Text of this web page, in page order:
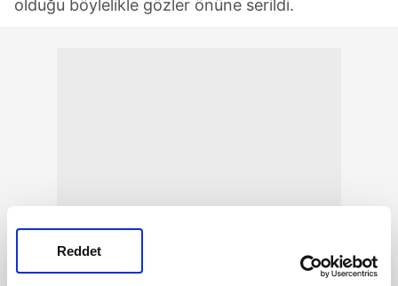
Reddet
olduğu böylelikle gözler önüne serildi.